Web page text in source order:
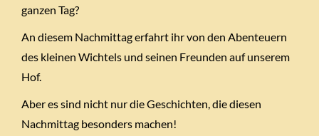
ganzen Tag?
An diesem Nachmittag erfahrt ihr von den Abenteuern
des kleinen Wichtels und seinen Freunden auf unserem
Hof.
Aber es sind nicht nur die Geschichten, die diesen
Nachmittag besonders machen!